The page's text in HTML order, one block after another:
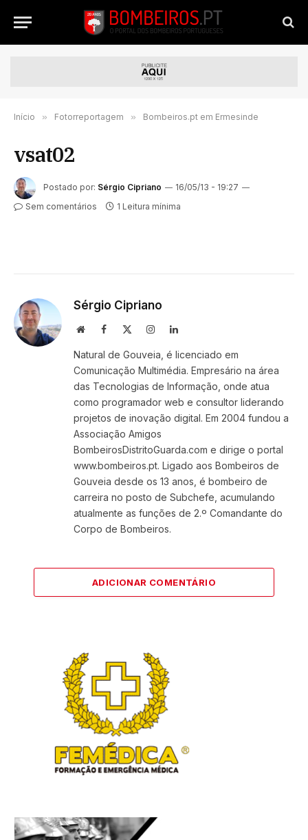
Início » Fotorreportagem » Bombeiros.pt em Ermesinde
vsat02
Postado por: Sérgio Cipriano
16/05/13 - 19:27
Sem comentários
1 Leitura mínima
Sérgio Cipriano
WebsiteFacebook InstagramLinkedIn
Natural de Gouveia, é licenciado em
Comunicação Multimédia. Empresário na área
das Tecnologias de Informação, onde atua
como programador web e consultor liderando
projetos de inovação digital. Em 2004 fundou a
Associação Amigos
BombeirosDistritoGuarda.com e dirige o portal
www.bombeiros.pt. Ligado aos Bombeiros de
Gouveia desde os 13 anos, é bombeiro de
carreira no posto de Subchefe, acumulando
atualmente as funções de 2.º Comandante do
Corpo de Bombeiros.
ADICIONAR COMENTÁRIO